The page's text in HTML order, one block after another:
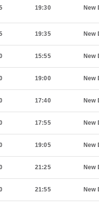
19:30 New
19:35 New
15:55 New
19:00 New
17:40 New
17:55 New
19:05 New
21:25 New
21:55 New